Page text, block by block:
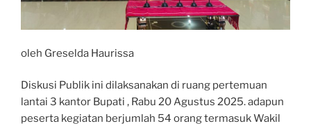
oleh Greselda Haurissa
Diskusi Publik ini dilaksanakan di ruang pertemuan
lantai 3 kantor Bupati , Rabu 20 Agustus 2025. adapun
peserta kegiatan berjumlah 54 orang termasuk Wakil